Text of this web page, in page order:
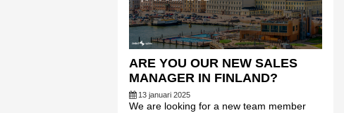
ARE YOU OUR NEW SALES
MANAGER IN FINLAND?
13 januari 2025
We are looking for a new team member